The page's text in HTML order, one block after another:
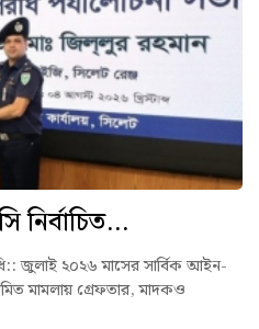
নির্বাচিত...
‎জুলাই ২০২৬ মাসের সার্বিক আইন-
মামলায় গ্রেফতার, মাদকও